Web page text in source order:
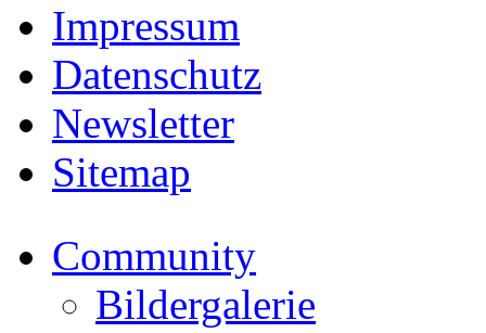
Impressum
Datenschutz
Newsletter
Sitemap
Community
Bildergalerie